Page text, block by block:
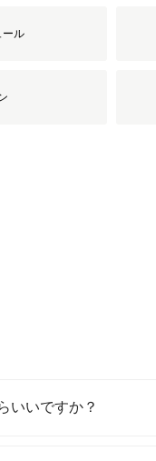
ール
いいですか？